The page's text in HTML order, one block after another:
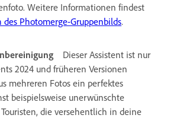
Weitere Informationen findest
des Photomerge-Gruppenbilds.
Dieser Assistent ist nur
2024 und früheren Versionen
mehreren Fotos ein perfektes
beispielsweise unerwünschte
die versehentlich in deine